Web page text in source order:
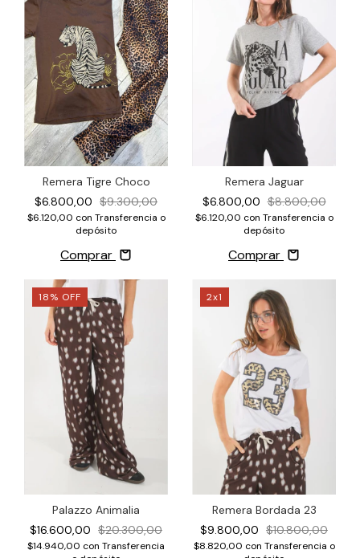
Remera Tigre Choco
$6.800,00 $9.300,00
$6.120,00 con Transferencia o
depósito
Comprar
Remera Jaguar
$6.800,00 $8.800,00
$6.120,00 con Transferencia o
depósito
Comprar
18% OFF
Palazzo Animalia
$16.600,00 $20.300,00
$14.940,00 con Transferencia
2x1
Remera Bordada 23
$9.800,00 $10.800,00
$8.820,00 con Transferencia o